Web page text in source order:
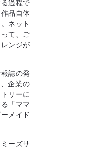
過程で
品自体
ネット
て、ご
ンジが
誌の発
企業の
リーに
「ママ
メイド
ーズサ